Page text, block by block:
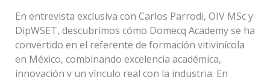
En entrevista exclusiva con Carlos Parrodi, OIV MSc y
DipWSET, descubrimos cómo Domecq Academy se ha
convertido en el referente de formación vitivinícola
en México, combinando excelencia académica,
innovación y un vínculo real con la industria. En